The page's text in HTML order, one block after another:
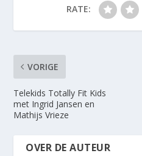
RATE:
VORIGE
Telekids Totally Fit Kids
met Ingrid Jansen en
Mathijs Vrieze
OVER DE AUTEUR